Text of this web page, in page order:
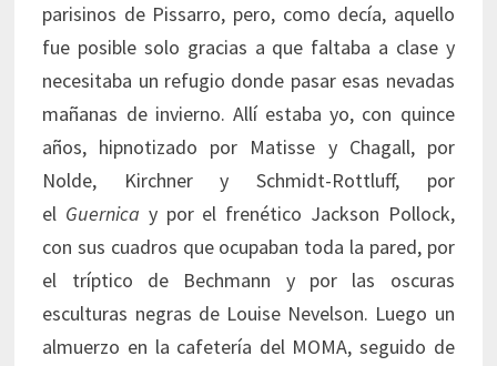
parisinos de Pissarro, pero, como decía, aquello
fue posible solo gracias a que faltaba a clase y
necesitaba un refugio donde pasar esas nevadas
mañanas de invierno. Allí estaba yo, con quince
años, hipnotizado por Matisse y Chagall, por
Nolde, Kirchner y Schmidt-Rottluff, por
el Guernica y por el frenético Jackson Pollock,
con sus cuadros que ocupaban toda la pared, por
el tríptico de Bechmann y por las oscuras
esculturas negras de Louise Nevelson. Luego un
almuerzo en la cafetería del MOMA, seguido de